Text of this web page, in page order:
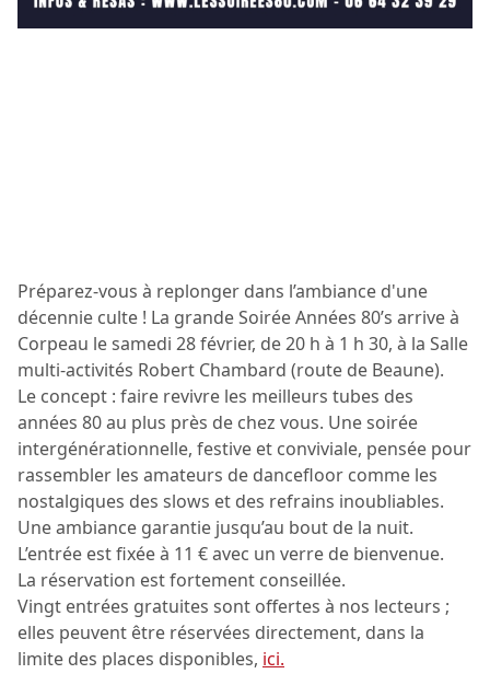
Préparez-vous à replonger dans l’ambiance d'une
décennie culte ! La grande Soirée Années 80’s arrive à
Corpeau le samedi 28 février, de 20 h à 1 h 30, à la Salle
multi-activités Robert Chambard (route de Beaune).
Le concept : faire revivre les meilleurs tubes des
années 80 au plus près de chez vous. Une soirée
intergénérationnelle, festive et conviviale, pensée pour
rassembler les amateurs de dancefloor comme les
nostalgiques des slows et des refrains inoubliables.
Une ambiance garantie jusqu’au bout de la nuit.
L’entrée est fixée à 11 € avec un verre de bienvenue.
La réservation est fortement conseillée.
Vingt entrées gratuites sont offertes à nos lecteurs ;
elles peuvent être réservées directement, dans la
limite des places disponibles, ici.